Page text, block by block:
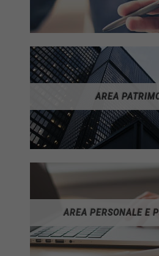
AREA
AREA PERSONALE E